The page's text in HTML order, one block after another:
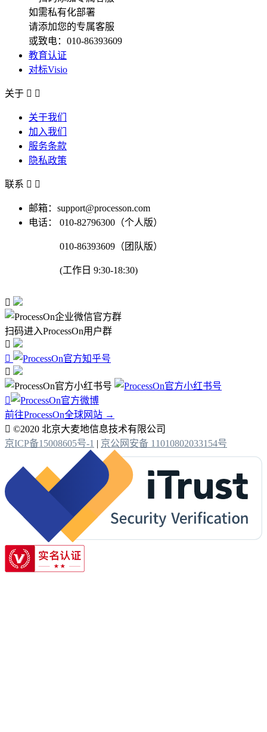
如需私有化部署
请添加您的专属客服
或致电：010-86393609
教育认证
对标Visio
关于  
关于我们
加入我们
服务条款
隐私政策
联系  
邮箱：support@processon.com
电话：
010-82796300（个人版）
010-86393609（团队版）
(工作日 9:30-18:30)

扫码进入ProcessOn用户群




前往ProcessOn全球网站 →
 ©2020 北京大麦地信息技术有限公司
京ICP备15008605号-1 | 京公网安备 11010802033154号